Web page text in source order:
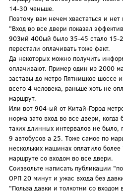
14-30 меньше.
Поэтому вам нечем хвастаться и
"Вход во все двери показал
903ий 400ый было 35-45 стало 15-
перестали оплачивать тоже факт.
Да некоторых можно получить
оплачивают. Пример один из 2000
заставы до метро Пятницкое шоссе
всего 4 человека, раньше хоть не
маршрут.
Или вот 904-ый от Китай-Город
норма зато вход во все двери,
таких длинных интервалов не
9 автобусов а 25. Тоже самое по
нескольких машинах оплатило
маршруте со входом во все двери.
Соизвольте написать публикации
ОРП 20 минут и ужас входа без
"Польза давки и толкотни со входом